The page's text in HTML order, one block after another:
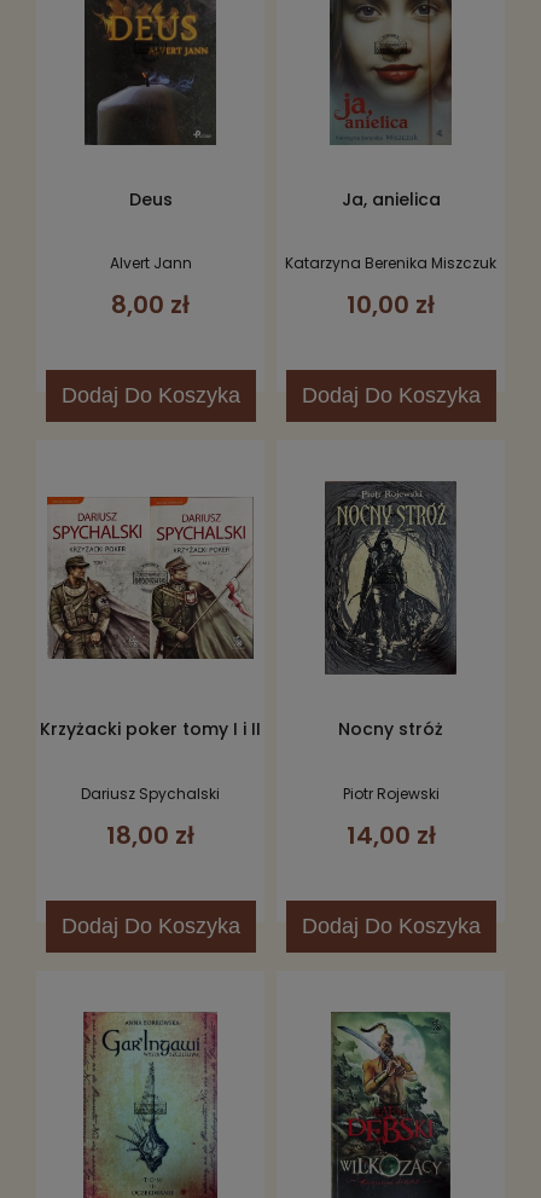
Deus
Alvert Jann
8,00 zł
Dodaj Do Koszyka
Ja, anielica
Katarzyna Berenika Miszczuk
10,00 zł
Dodaj Do Koszyka
Krzyżacki poker tomy I i II
Dariusz Spychalski
18,00 zł
Dodaj Do Koszyka
Nocny stróż
Piotr Rojewski
14,00 zł
Dodaj Do Koszyka